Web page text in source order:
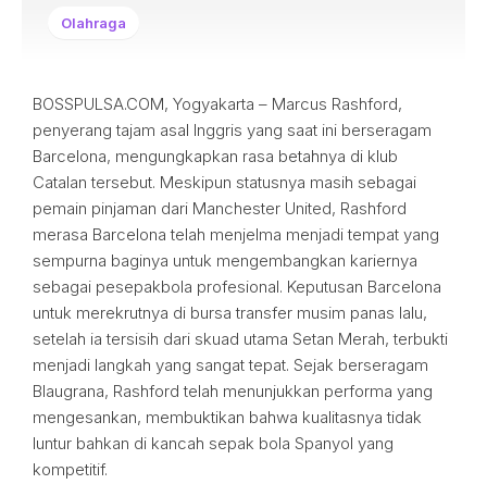
Olahraga
BOSSPULSA.COM, Yogyakarta – Marcus Rashford,
penyerang tajam asal Inggris yang saat ini berseragam
Barcelona, mengungkapkan rasa betahnya di klub
Catalan tersebut. Meskipun statusnya masih sebagai
pemain pinjaman dari Manchester United, Rashford
merasa Barcelona telah menjelma menjadi tempat yang
sempurna baginya untuk mengembangkan kariernya
sebagai pesepakbola profesional. Keputusan Barcelona
untuk merekrutnya di bursa transfer musim panas lalu,
setelah ia tersisih dari skuad utama Setan Merah, terbukti
menjadi langkah yang sangat tepat. Sejak berseragam
Blaugrana, Rashford telah menunjukkan performa yang
mengesankan, membuktikan bahwa kualitasnya tidak
luntur bahkan di kancah sepak bola Spanyol yang
kompetitif.